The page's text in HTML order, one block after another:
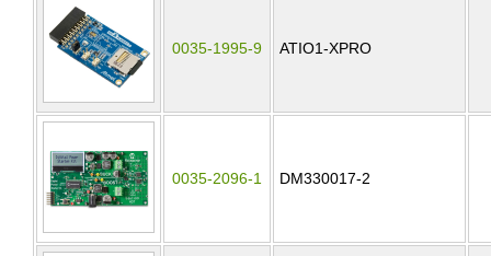
0035-1995-9 ATIO1-XPRO
0035-2096-1 DM330017-2